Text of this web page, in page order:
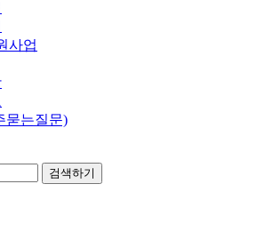
사업
묻는질문)
검색하기